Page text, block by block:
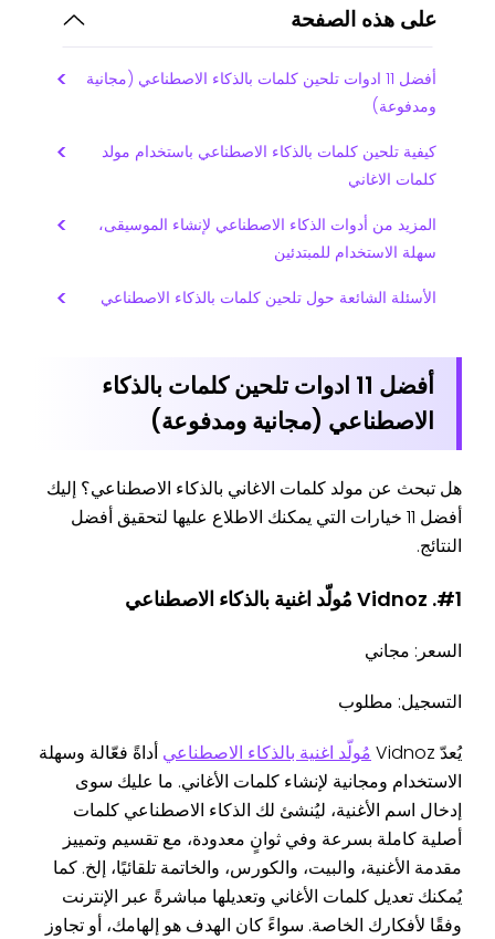
على هذه الصفحة
أفضل 11 ادوات تلحين كلمات بالذكاء الاصطناعي (مجانية
ومدفوعة)
كيفية تلحين كلمات بالذكاء الاصطناعي باستخدام مولد
كلمات الاغاني
المزيد من أدوات الذكاء الاصطناعي لإنشاء الموسيقى،
سهلة الاستخدام للمبتدئين
الأسئلة الشائعة حول تلحين كلمات بالذكاء الاصطناعي
أفضل 11 ادوات تلحين كلمات بالذكاء
الاصطناعي (مجانية ومدفوعة)
هل تبحث عن مولد كلمات الاغاني بالذكاء الاصطناعي؟ إليك
أفضل 11 خيارات التي يمكنك الاطلاع عليها لتحقيق أفضل
النتائج.
#1. Vidnoz مُولّد اغنية بالذكاء الاصطناعي
السعر: مجاني
التسجيل: مطلوب
يُعدّ Vidnoz
مُولّد اغنية بالذكاء الاصطناعي أداةً فعّالة وسهلة
الاستخدام ومجانية لإنشاء كلمات الأغاني. ما عليك سوى
إدخال اسم الأغنية، ليُنشئ لك الذكاء الاصطناعي كلمات
أصلية كاملة بسرعة وفي ثوانٍ معدودة، مع تقسيم وتمييز
مقدمة الأغنية، والبيت، والكورس، والخاتمة تلقائيًا، إلخ. كما
يُمكنك تعديل كلمات الأغاني وتعديلها مباشرةً عبر الإنترنت
وفقًا لأفكارك الخاصة. سواءً كان الهدف هو إلهامك، أو تجاوز